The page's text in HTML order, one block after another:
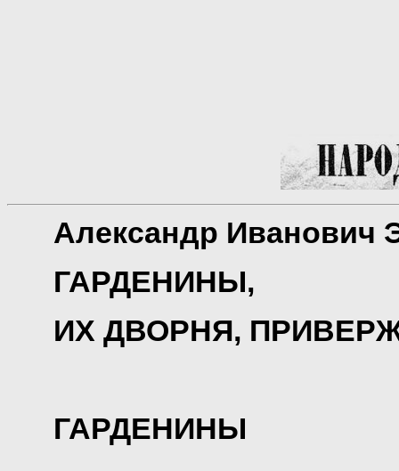
Александр Иванович
ГАРДЕНИНЫ,
ИХ ДВОРНЯ,
ГАРДЕНИНЫ